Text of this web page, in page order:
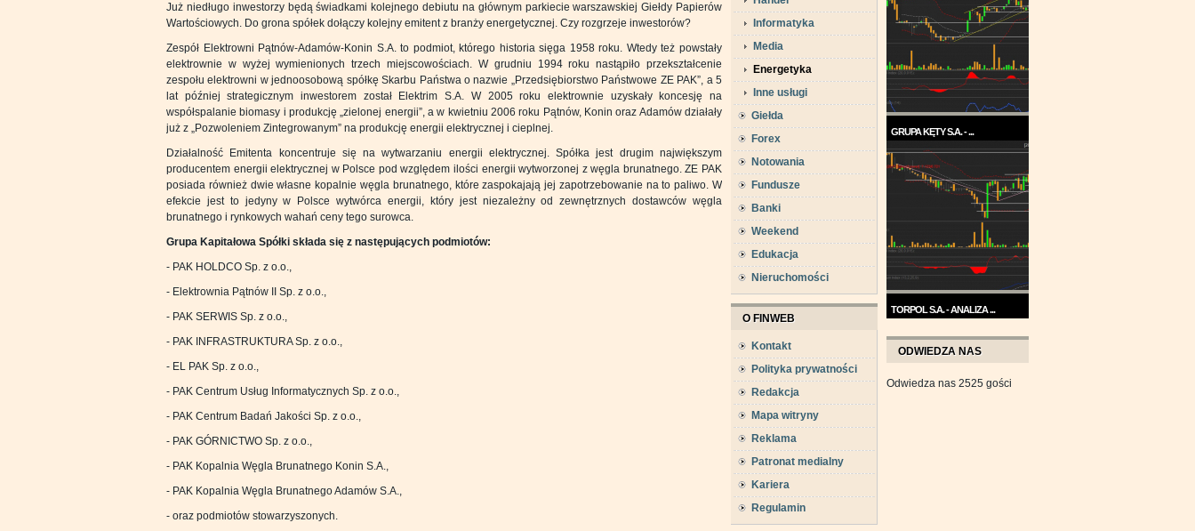
Już niedługo inwestorzy będą świadkami kolejnego debiutu na głównym parkiecie warszawskiej Giełdy Papierów
Wartościowych. Do grona spółek dołączy kolejny emitent z branży energetycznej. Czy rozgrzeje inwestorów?
Zespół Elektrowni Pątnów-Adamów-Konin S.A. to podmiot, którego historia sięga 1958 roku. Wtedy też powstały
elektrownie w wyżej wymienionych trzech miejscowościach. W grudniu 1994 roku nastąpiło przekształcenie
zespołu elektrowni w jednoosobową spółkę Skarbu Państwa o nazwie „Przedsiębiorstwo Państwowe ZE PAK”, a 5
lat później strategicznym inwestorem został Elektrim S.A. W 2005 roku elektrownie uzyskały koncesję na
współspalanie biomasy i produkcję „zielonej energii”, a w kwietniu 2006 roku Pątnów, Konin oraz Adamów działały
już z „Pozwoleniem Zintegrowanym” na produkcję energii elektrycznej i cieplnej.
Działalność Emitenta koncentruje się na wytwarzaniu energii elektrycznej. Spółka jest drugim największym
producentem energii elektrycznej w Polsce pod względem ilości energii wytworzonej z węgla brunatnego. ZE PAK
posiada również dwie własne kopalnie węgla brunatnego, które zaspokajają jej zapotrzebowanie na to paliwo. W
efekcie jest to jedyny w Polsce wytwórca energii, który jest niezależny od zewnętrznych dostawców węgla
brunatnego i rynkowych wahań ceny tego surowca.
Grupa Kapitałowa Spółki składa się z następujących podmiotów:
- PAK HOLDCO Sp. z o.o.,
- Elektrownia Pątnów II Sp. z o.o.,
- PAK SERWIS Sp. z o.o.,
- PAK INFRASTRUKTURA Sp. z o.o.,
- EL PAK Sp. z o.o.,
- PAK Centrum Usług Informatycznych Sp. z o.o.,
- PAK Centrum Badań Jakości Sp. z o.o.,
- PAK GÓRNICTWO Sp. z o.o.,
- PAK Kopalnia Węgla Brunatnego Konin S.A.,
- PAK Kopalnia Węgla Brunatnego Adamów S.A.,
- oraz podmiotów stowarzyszonych.
Informatyka
Media
Energetyka
Inne usługi
Giełda
Forex
Notowania
Fundusze
Banki
Weekend
Edukacja
Nieruchomości
O FINWEB
Kontakt
Polityka prywatności
Redakcja
Mapa witryny
Reklama
Patronat medialny
Kariera
Regulamin
GRUPA KĘTY S.A. - ...
Trend na wykresie Grupy Kęty
jest wzrostowy. ...
TORPOL S.A. - ANALIZA ...
września wykres Torpolu ...
ODWIEDZA NAS
Odwiedza nas 2525 gości